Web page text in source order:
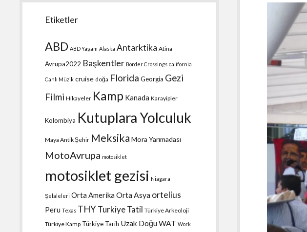
Etiketler
ABD ABD Yaşam Alaska Antarktika Atina
Avrupa2022 Başkentler Border Crossings california
Canlı Müzik cruise doğa Florida Georgia Gezi
Filmi Hikayeler Kamp Kanada Karayipler
Kolombiya Kutuplara Yolculuk
Maya Antik Şehir Meksika Mora Yarımadası
MotoAvrupa motosiklet
motosiklet gezisi Niagara
Şelaleleri Orta Amerika Orta Asya ortelius
Peru Texas THYTurkiye Tatil Türkiye Arkeoloji
Türkiye Kamp Türkiye Tarih Uzak DoğuWAT Work